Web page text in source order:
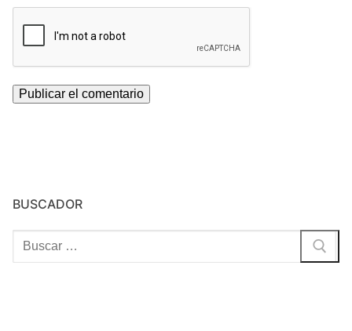
BUSCADOR
Buscar: